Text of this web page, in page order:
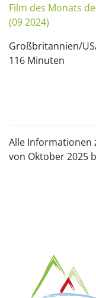
Film des Monats
(09 2024)
Großbritannien/
116 Minuten
Alle Informationen
von Oktober 2025